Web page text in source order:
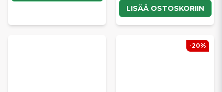
LISÄÄ OSTOSKORIIN
-20%